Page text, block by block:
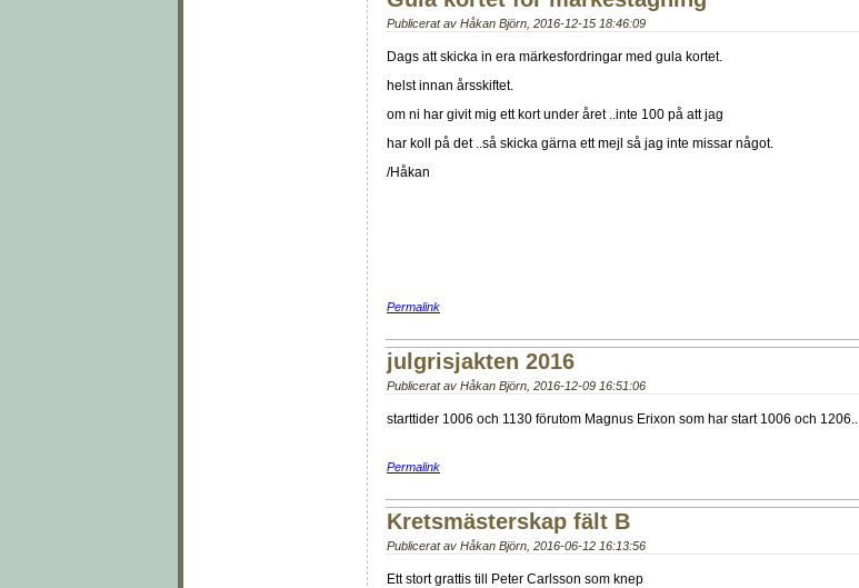
Publicerat av Håkan Björn 2016-12-15 18:46:09
Dags att skicka in era märkesfordringar med gula kortet.
helst innan årsskiftet.
om ni har givit mig ett kort under året ..inte 100 på att jag
har koll på det ..så skicka gärna ett mejl så jag inte missar något.
/Håkan
Permalink
julgrisjakten 2016
Publicerat av Håkan Björn 2016-12-09 16:51:06
starttider 1006 och 1130 förutom Magnus Erixon som har start 1006 och 1206..
Permalink
Kretsmästerskap fält B
Publicerat av Håkan Björn 2016-06-12 16:13:56
Ett stort grattis till Peter Carlsson som knep